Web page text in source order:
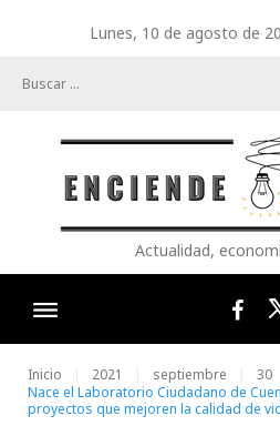
Lunes, 10 de agosto de
Actualidad,
Inicio 2021 septiembre 30
Nace el Laboratorio Ciudadano de
proyectos que mejoren la calidad de